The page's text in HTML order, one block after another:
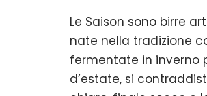
Le Saison sono birre
nate nella tradizione
fermentate in inverno
d’estate, si